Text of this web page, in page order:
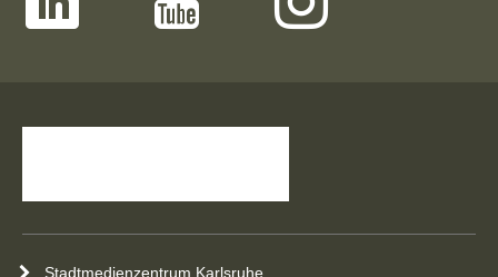
Stadtmedienzentrum Karlsruhe